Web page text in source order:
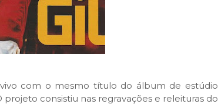
com o mesmo título do álbum de estúdio
projeto consistiu nas regravações e releituras do